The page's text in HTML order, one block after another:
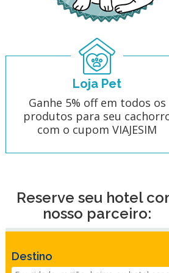
Loja Pet
Ganhe 5% off em todos os
produtos para seu
com o cupom VIAJESIM
Reserve seu hotel
nosso parceiro:
Destino